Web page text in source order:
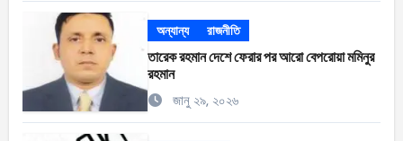
অন্যান্য রাজনীতি
তারেক রহমান দেশে ফেরার পর আরো বেপরোয়া মমিনুর
রহমান
জানু ২৯, ২০২৬